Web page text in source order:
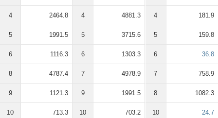
4 2464.8
5 1991.5
6 1116.3
8 4787.4
9 1121.3
10 713.3
4 4881.3
5 3715.6
6 1303.3
7 4978.9
9 1991.5
10 703.2
4 181.9
5 159.8
6 36.8
7 758.9
8 1082.3
10 24.7